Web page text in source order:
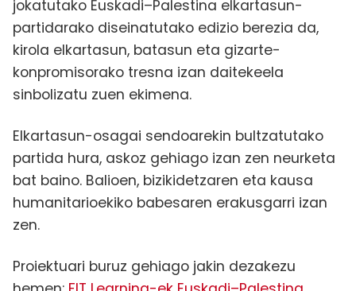
jokatutako Euskadi–Palestina elkartasun-
partidarako diseinatutako edizio berezia da,
kirola elkartasun, batasun eta gizarte-
konpromisorako tresna izan daitekeela
sinbolizatu zuen ekimena.
Elkartasun-osagai sendoarekin bultzatutako
partida hura, askoz gehiago izan zen neurketa
bat baino. Balioen, bizikidetzaren eta kausa
humanitarioekiko babesaren erakusgarri izan
zen.
Proiektuari buruz gehiago jakin dezakezu